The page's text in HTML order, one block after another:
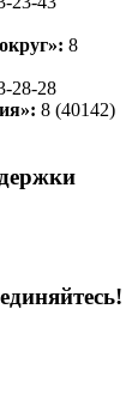
8
28-28
8 (40142)